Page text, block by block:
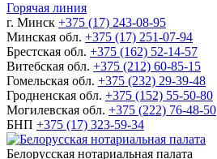
Горячая линия
г. Минск +375 (17) 243-08-95
Минская обл. +375 (17) 251-07-94
Брестская обл. +375 (162) 52-14-57
Витебская обл. +375 (212) 60-85-15
Гомельская обл. +375 (232) 29-39-48
Гродненская обл. +375 (152) 55-50-80
Могилевская обл. +375 (222) 76-48-50
БНП +375 (17) 323-59-34
Белорусская нотариальная палата